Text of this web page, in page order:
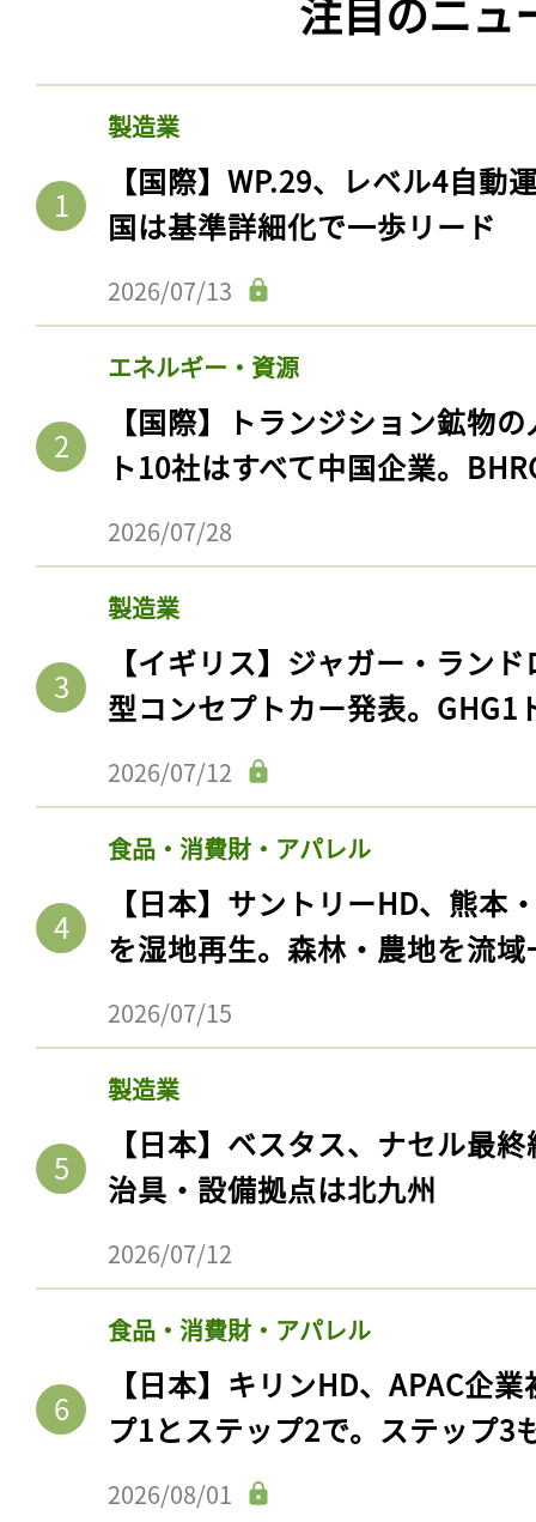
注目のニュ
製造業
【国際】WP.29、レベル4自動
国は基準詳細化で一歩リード
2026/07/13
エネルギー・資源
【国際】トランジション鉱物
ト10社はすべて中国企業。
2026/07/28
製造業
【イギリス】ジャガー・ラン
型コンセプトカー発表。GHG1
2026/07/12
食品・消費財・アパレル
【日本】サントリーHD、熊本
を湿地再生。森林・農地を流
2026/07/15
製造業
【日本】ベスタス、ナセル最
治具・設備拠点は北九州
2026/07/12
食品・消費財・アパレル
【日本】キリンHD、APAC企
プ1とステップ2で。ステップ3
2026/08/01